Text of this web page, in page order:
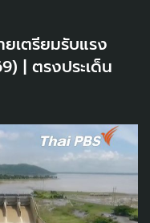
เตรียมรับแรง
| ตรงประเด็น